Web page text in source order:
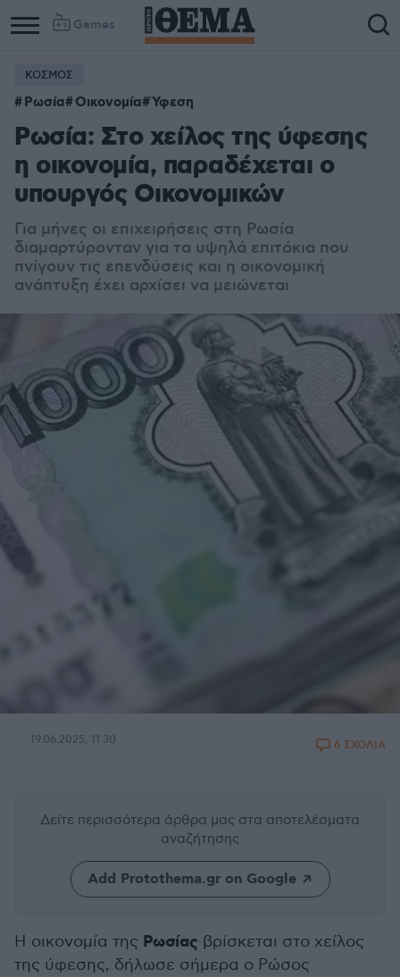
Games
ΚΟΣΜΟΣ
Ρωσία Οικονομία Ύφεση
Ρωσία: Στο χείλος της ύφεσης
η οικονομία, παραδέχεται ο
υπουργός Οικονομικών
Για μήνες οι επιχειρήσεις στη Ρωσία
διαμαρτύρονταν για τα υψηλά επιτόκια που
πνίγουν τις επενδύσεις και η οικονομική
ανάπτυξη έχει αρχίσει να μειώνεται
19.06.2025, 11:30 6 ΣΧΟΛΙΑ
Δείτε περισσότερα άρθρα μας στα αποτελέσματα
αναζήτησης
Add Protothema.gr on Google
Η οικονομία της Ρωσίας βρίσκεται στο χείλος
της ύφεσης, δήλωσε σήμερα ο Ρώσος